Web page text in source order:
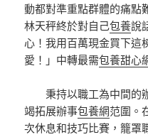
動都對準重點群體的痛點
林天秤終於對自己包養說
心！我用百萬現金買下這
愛！」中轉最需包養甜心
秉持以職工為中間的
竭拓展辦事包養網范圍。
次休息和技巧比賽，籠罩